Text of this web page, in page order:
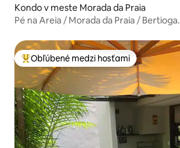
Kondo v meste Morada da Praia
Pé na Areia / Morada da Praia / Bertioga.
Najobľúbenejšie medzi hosťami
Obľúbené medzi hosťami